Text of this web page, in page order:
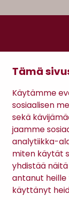
Tämä
Käytämme
sosiaalisen
sekä
jaamme
analytiikka-
miten käytät
yhdistää
antanut heille
käyttänyt